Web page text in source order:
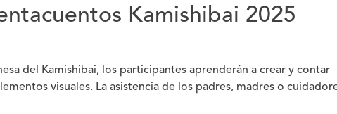
Kamishibai 2025
del Kamishibai, los participantes aprenderán a crear y contar
visuales. La asistencia de los padres, madres o